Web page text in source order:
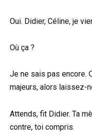
Oui. Didier, Céline, je
Où ça ?
Je ne sais pas encore.
majeurs, alors laissez-
Attends, fit Didier. Ta
contre, toi compris.